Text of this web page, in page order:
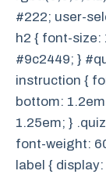
#222; user-
h2 { font-size:
#9c2449; }
instruction {
bottom:
1.25em; }
font-weight:
label {